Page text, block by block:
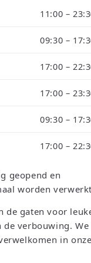
en Consoles :
4 due to our
11:00 –
09:30 –
17:00 –
17:00 –
09:30 –
17:00 –
geopend en
worden
de gaten voor
de verbouwing. We
in onze